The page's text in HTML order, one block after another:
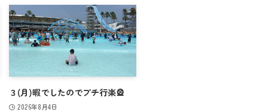
３(月)暇でしたのでプチ行楽🎡
2026年8月4日